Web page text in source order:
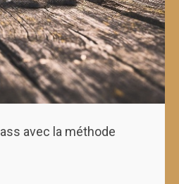
avec la méthode